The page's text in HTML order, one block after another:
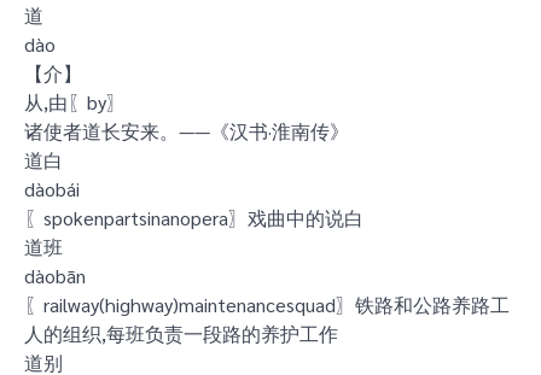
道
dào
【介】
从,由〖by〗
诸使者道长安来。——《汉书·淮南传》
道白
dàobái
〖spokenpartsinanopera〗戏曲中的说白
道班
dàobān
〖railway(highway)maintenancesquad〗铁路和公路养路工
人的组织,每班负责一段路的养护工作
道别